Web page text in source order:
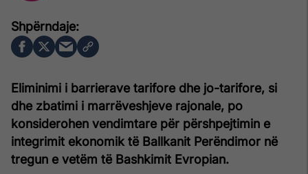
Eliminimi i barrierave tarifore dhe jo-tarifore, si
dhe zbatimi i marrëveshjeve rajonale, po
konsiderohen vendimtare për përshpejtimin e
integrimit ekonomik të Ballkanit Perëndimor në
tregun e vetëm të Bashkimit Evropian.